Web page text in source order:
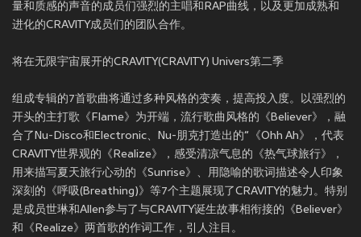
量和质感的声音的成员们强烈的主唱和RAP曲线，以及更加成熟和
进化的CRAVITY成员们的团队合作。
将在无限宇宙展开的CRAVITY(CRAVITY) Univers第二季
组成专辑的7首歌曲将通过多种风格的变奏，提高投入度。以强烈的
开头的主打歌《Flame》为开端，流行歌曲风格的《Believer》，融
合了Nu-Disco和Electronic、Nu-朋克打造出的“《Ohh Ah》，代表
CRAVITY世界观的《Realize》，感受清凉气息的《热气球旅行》，
用来描写夏天旅行心动的《Sunrise》、用隐喻的歌词描述令人印象
深刻的《呼吸(Breathing)》等7个主题展现了CRAVITY的魅力。特别
是成员世琳和Allen参与了与CRAVITY诞生故事相衔接的《Believer》
和《Realize》两首歌的作词工作，引人注目。